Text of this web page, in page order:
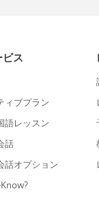
ス
ィブプラン
語レッスン
話
話オプション